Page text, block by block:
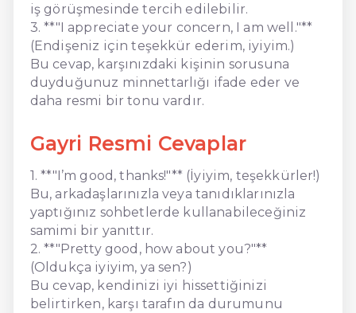
iş görüşmesinde tercih edilebilir.
3. **"I appreciate your concern, I am well."**
(Endişeniz için teşekkür ederim, iyiyim.)
Bu cevap, karşınızdaki kişinin sorusuna
duyduğunuz minnettarlığı ifade eder ve
daha resmi bir tonu vardır.
Gayri Resmi Cevaplar
1. **"I’m good, thanks!"** (İyiyim, teşekkürler!)
Bu, arkadaşlarınızla veya tanıdıklarınızla
yaptığınız sohbetlerde kullanabileceğiniz
samimi bir yanıttır.
2. **"Pretty good, how about you?"**
(Oldukça iyiyim, ya sen?)
Bu cevap, kendinizi iyi hissettiğinizi
belirtirken, karşı tarafın da durumunu